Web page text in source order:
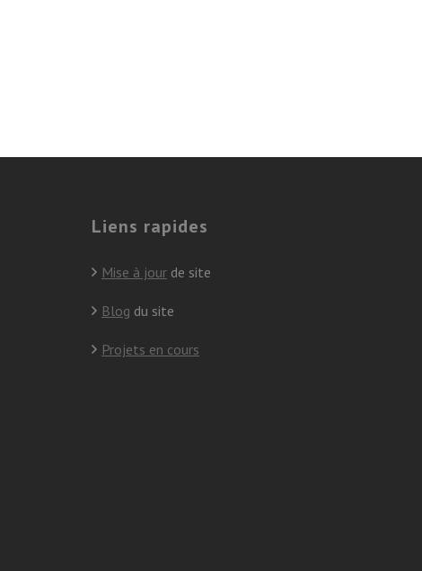
Liens rapides
Mise à jour de site
Blog du site
Projets en cours